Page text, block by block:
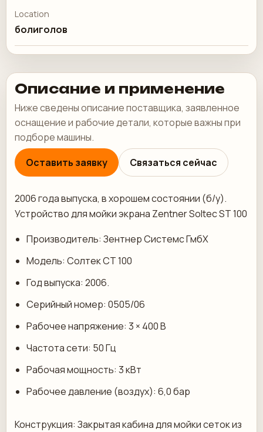
Location
болиголов
Описание и применение
Ниже сведены описание поставщика, заявленное
оснащение и рабочие детали, которые важны при
подборе машины.
Оставить заявку
Связаться сейчас
2006 года выпуска, в хорошем состоянии (б/у).
Устройство для мойки экрана Zentner Soltec ST 100
Производитель: Зентнер Системс ГмбХ
Модель: Солтек СТ 100
Год выпуска: 2006.
Серийный номер: 0505/06
Рабочее напряжение: 3 × 400 В
Частота сети: 50 Гц
Рабочая мощность: 3 кВт
Рабочее давление (воздух): 6,0 бар
Конструкция: Закрытая кабина для мойки сеток из